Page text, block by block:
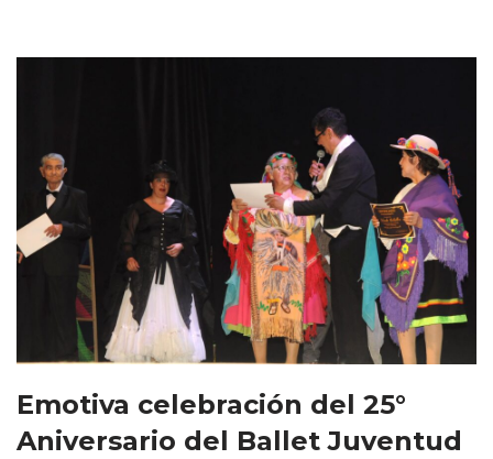
Emotiva celebración del 25°
Aniversario del Ballet Juventud